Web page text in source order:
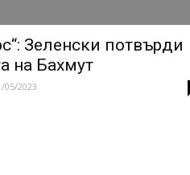
Зеленски потвърди
на Бахмут
05/2023